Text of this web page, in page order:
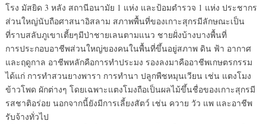
โรง มัสยิด 3 หลัง สถานีอนามัย 1 แห่ง และป้อมตำรวจ 1 แห่ง ประชากร
ส่วนใหญ่นับถือศาสนาอิสลาม สภาพพื้นที่ของเกาะสุกรมีลักษณะเป็น
ที่ราบสลับภูเขาเตี้ยๆมีป่าชายเลนตามแนว ชายฝั่งบ้างบางพื้นที่
การประกอบอาชีพส่วนใหญ่ของคนในพื้นที่ขึ้นอยู่สภาพ ดิน ฟ้า อากาศ
และฤดูกาล อาชีพหลักคือการทำประมง รองลงมาคืออาชีพเกษตรกรรม
ได้แก่ การทำสวนยางพารา การทำนา ปลูกพืชหมุนเวียน เช่น แตงโมง
ข้าวโพด ผักต่างๆ โดยเฉพาะแตงโมงถือเป็นผลไม้ขึ้นชื่อของเกาะสุกรมี
รสชาติอร่อย นอกจากนี้ยังมีการเลี้ยงสัตว์ เช่น ควาย วัว แพ และอาชีพ
รับจ้างทั่วไป